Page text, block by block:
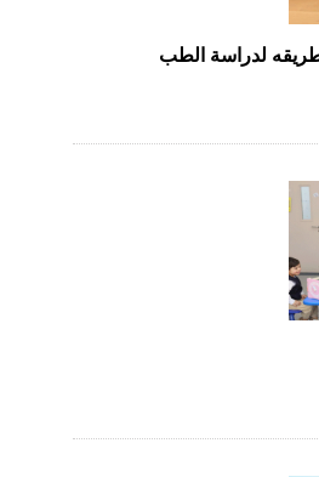
لدراسة الطب